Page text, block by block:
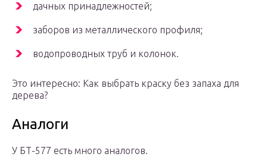
дачных принадлежностей;
заборов из металлического профиля;
водопроводных труб и колонок.
Это интересно: Как выбрать краску без запаха для
дерева?
Аналоги
У БТ-577 есть много аналогов.